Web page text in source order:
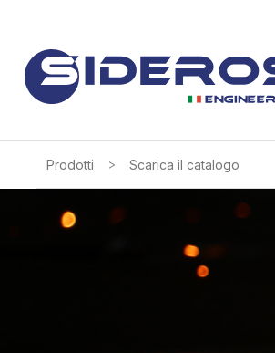
Prodotti > Scarica il catalogo